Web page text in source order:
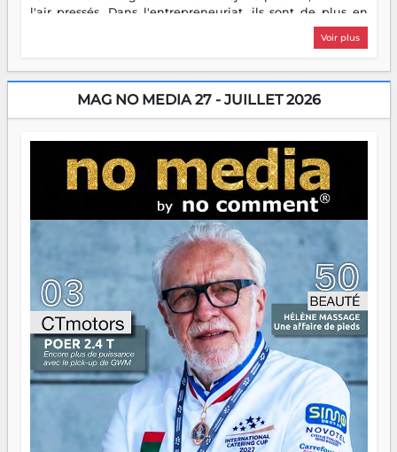
l'air pressés. Dans l'entrepreneuriat, ils sont de plus en
plus nombreux à se lancer, à créer, à risquer — souvent
sans filet, souvent sans aide, mais toujours avec cette
dorment vraiment la nuit. En culture, les nouvelles sont
encore meilleures. Aina Rasamoelina vient de décrocher le
Prix RFI Instrumental Afrique. Miangaly Elia rafle le Prix
jeunes qui tiennent la torche. Alors oui, on pourrait
s'arrêter là, applaudir et rentrer chez soi satisfait. Mais ce
serait passer à côté d'une chose essentielle. La fougue, ça
brûle fort — et parfois, ça brûle vite. Une flamme sans
direction peut éclairer autant qu'elle peut consumer. C'est
là que les aînés entrent en scène — pas pour reprendre le
gouvernail, mais pour montrer où sont les récifs. Les jeunes
ont la force, les vieux ont l'expérience, comme on dit. Ce
n'est pas un combat de générations — c'est une question
d'équipage. Partagez vos réussites, mais aussi vos échecs.
Surtout vos échecs, d'ailleurs — ils enseignent mieux que
n'importe quel manuel. À Madagascar, la barque avance.
Il faut juste s'assurer que tout le monde rame dans le
même sens.
Voir plus
MAG NO MEDIA 27 - JUILLET 2026